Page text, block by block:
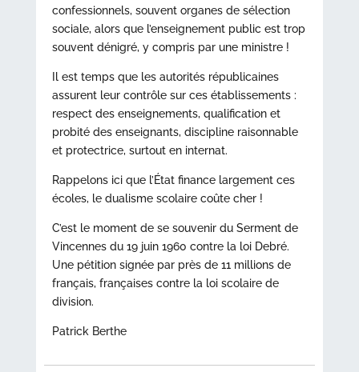
confessionnels, souvent organes de sélection
sociale, alors que l’enseignement public est trop
souvent dénigré, y compris par une ministre !
Il est temps que les autorités républicaines
assurent leur contrôle sur ces établissements :
respect des enseignements, qualification et
probité des enseignants, discipline raisonnable
et protectrice, surtout en internat.
Rappelons ici que l’État finance largement ces
écoles, le dualisme scolaire coûte cher !
C’est le moment de se souvenir du Serment de
Vincennes du 19 juin 1960 contre la loi Debré.
Une pétition signée par près de 11 millions de
français, françaises contre la loi scolaire de
division.
Patrick Berthe